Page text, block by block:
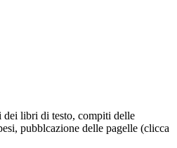
dei libri di testo, compiti delle
pubblcazione delle pagelle (clicca